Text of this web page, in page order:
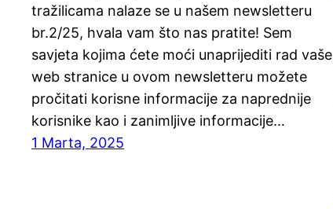
tražilicama nalaze se u našem newsletteru
br.2/25, hvala vam što nas pratite! Sem
savjeta kojima ćete moći unaprijediti rad vaše
web stranice u ovom newsletteru možete
pročitati korisne informacije za naprednije
korisnike kao i zanimljive informacije…
1 Marta, 2025